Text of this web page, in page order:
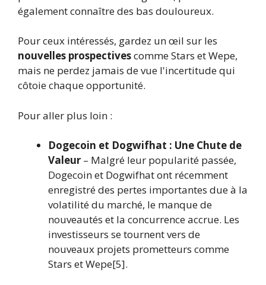
également connaître des bas douloureux.
Pour ceux intéressés, gardez un œil sur les
nouvelles prospectivescomme Stars et Wepe,
mais ne perdez jamais de vue l'incertitude qui
côtoie chaque opportunité.
Pour aller plus loin :
Dogecoin et Dogwifhat : Une Chute de
Valeur – Malgré leur popularité passée,
Dogecoin et Dogwifhat ont récemment
enregistré des pertes importantes due à la
volatilité du marché, le manque de
nouveautés et la concurrence accrue. Les
investisseurs se tournent vers de
nouveaux projets prometteurs comme
Stars et Wepe[5].